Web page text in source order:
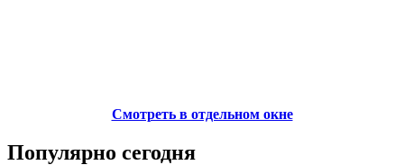
Смотреть в отдельном окне
Популярно сегодня